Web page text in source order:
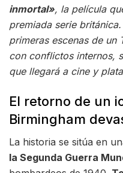
inmortal», la película
premiada serie
primeras escenas de un
con conflictos internos,
que llegará a cine y
El retorno de un
Birmingham
La historia se sitúa en
la Segunda Guerra